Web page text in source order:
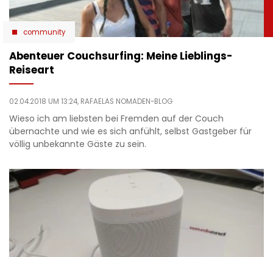
community
Abenteuer Couchsurfing: Meine Lieblings-
Reiseart
02.04.2018 UM 13:24, RAFAELAS NOMADEN-BLOG
Wieso ich am liebsten bei Fremden auf der Couch
übernachte und wie es sich anfühlt, selbst Gastgeber für
völlig unbekannte Gäste zu sein.